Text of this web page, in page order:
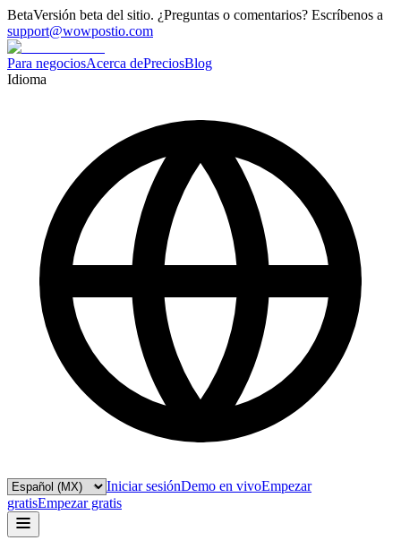
BetaVersión beta del sitio. ¿Preguntas o comentarios? Escríbenos a
support@wowpostio.com
Para negociosAcerca dePreciosBlog
Idioma
Iniciar sesiónDemo en vivoEmpezar
gratisEmpezar gratis